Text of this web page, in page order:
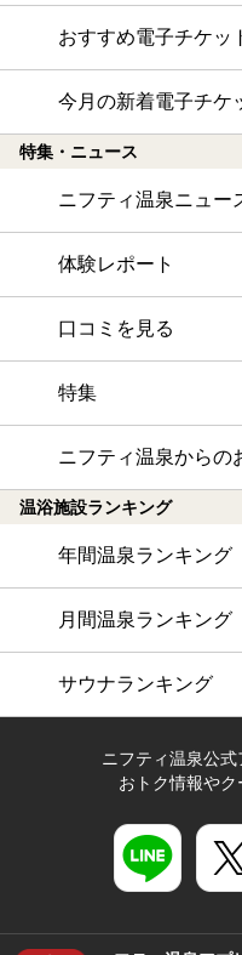
おすすめ電子チケッ
今月の新着電子チケ
特集・ニュース
ニフティ温泉ニュー
体験レポート
口コミを見る
特集
ニフティ温泉からの
温浴施設ランキング
年間温泉ランキング
月間温泉ランキング
サウナランキング
ニフティ温泉公
おトク情報や